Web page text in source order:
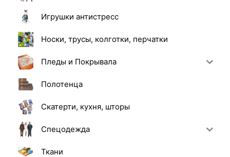
Игрушки антистресс
Носки, трусы, колготки, перчатки
Пледы и Покрывала
Полотенца
Скатерти, кухня, шторы
Спецодежда
Ткани